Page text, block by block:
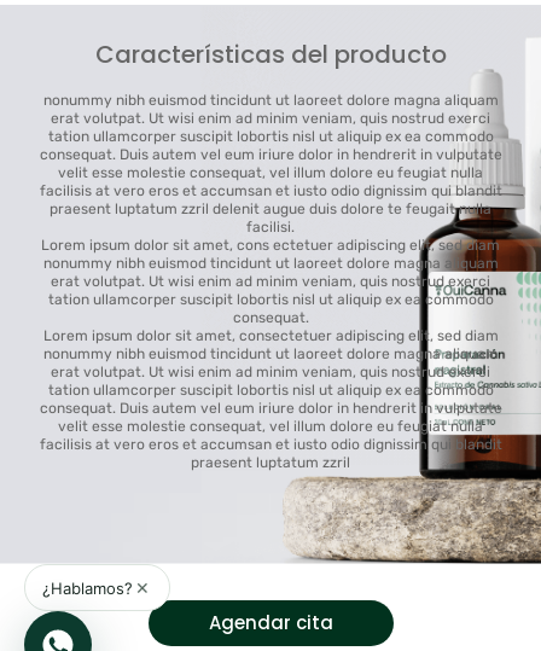
Características del producto
nonummy nibh euismod tincidunt ut laoreet dolore magna aliquam
erat volutpat. Ut wisi enim ad minim veniam, quis nostrud exerci
tation ullamcorper suscipit lobortis nisl ut aliquip ex ea commodo
consequat. Duis autem vel eum iriure dolor in hendrerit in vulputate
velit esse molestie consequat, vel illum dolore eu feugiat nulla
facilisis at vero eros et accumsan et iusto odio dignissim qui blandit
praesent luptatum zzril delenit augue duis dolore te feugait nulla
facilisi.
Lorem ipsum dolor sit amet, cons ectetuer adipiscing elit, sed diam
nonummy nibh euismod tincidunt ut laoreet dolore magna aliquam
erat volutpat. Ut wisi enim ad minim veniam, quis nostrud exerci
tation ullamcorper suscipit lobortis nisl ut aliquip ex ea commodo
consequat.
Lorem ipsum dolor sit amet, consectetuer adipiscing elit, sed diam
nonummy nibh euismod tincidunt ut laoreet dolore magna aliquam
erat volutpat. Ut wisi enim ad minim veniam, quis nostrud exerci
tation ullamcorper suscipit lobortis nisl ut aliquip ex ea commodo
consequat. Duis autem vel eum iriure dolor in hendrerit in vulputate
velit esse molestie consequat, vel illum dolore eu feugiat nulla
facilisis at vero eros et accumsan et iusto odio dignissim qui blandit
praesent luptatum zzril
Agendar cita